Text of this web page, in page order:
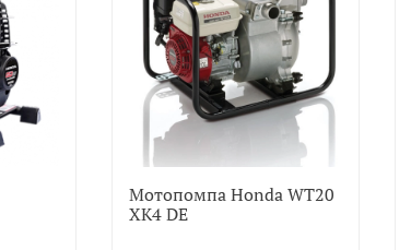
Мотопомпа Honda WT20
XK4 DE